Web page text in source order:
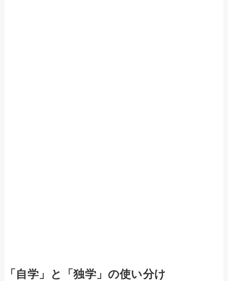
「自学」と「独学」の使い分け